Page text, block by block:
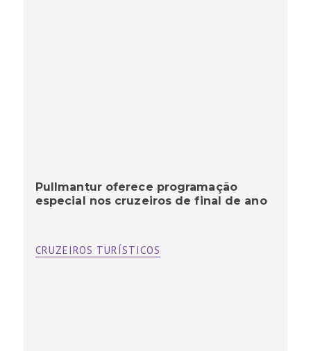
Pullmantur oferece programação
especial nos cruzeiros de final de ano
CRUZEIROS TURÍSTICOS